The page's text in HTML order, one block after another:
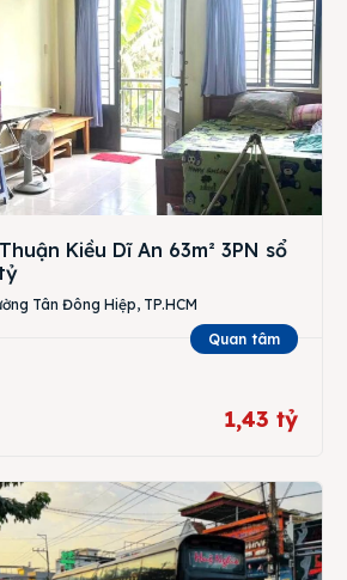
Kiều Dĩ An 63m² 3PN sổ
Tân Đông Hiệp, TP.HCM
Quan tâm
1,43 tỷ